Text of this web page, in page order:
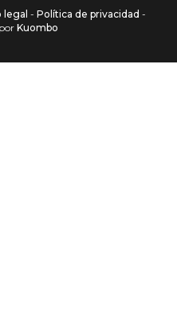
legal - Política de privacidad -
Kuombo